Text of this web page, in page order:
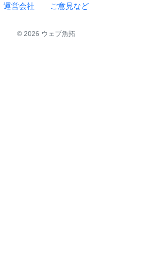
運営会社 ご意見など
© 2026 ウェブ魚拓